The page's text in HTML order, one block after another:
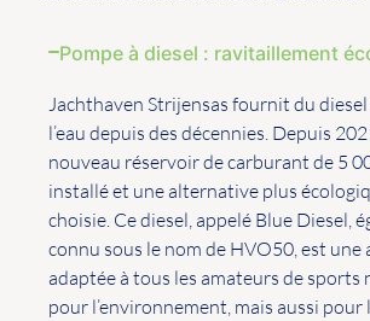
Pompe à diesel : ravitaillement
Jachthaven Strijensas fournit du
l’eau depuis des décennies. Depuis
nouveau réservoir de carburant de 5
installé et une alternative plus
choisie. Ce diesel, appelé Blue Diesel,
connu sous le nom de HVO50, est
adaptée à tous les amateurs de sports
pour l’environnement, mais aussi pour